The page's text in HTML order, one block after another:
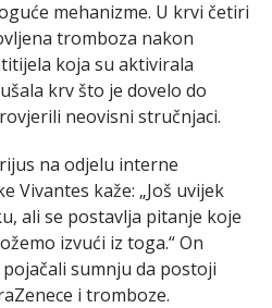
mehanizme. U krvi četiri
tromboza nakon
koja su aktivirala
krv što je dovelo do
neovisni stručnjaci.
na odjelu interne
Vivantes kaže: „Još uvijek
ali se postavlja pitanje koje
izvući iz toga.“ On
sumnju da postoji
i tromboze.